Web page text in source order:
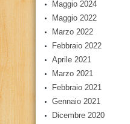
Maggio 2024
Maggio 2022
Marzo 2022
Febbraio 2022
Aprile 2021
Marzo 2021
Febbraio 2021
Gennaio 2021
Dicembre 2020